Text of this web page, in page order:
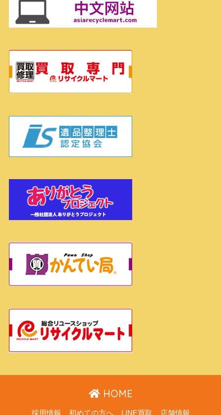
HOME
採用情報 初めての方へ LINE買取 店舗情報